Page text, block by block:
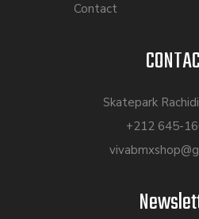
Contact
Skatepark
+212 645-